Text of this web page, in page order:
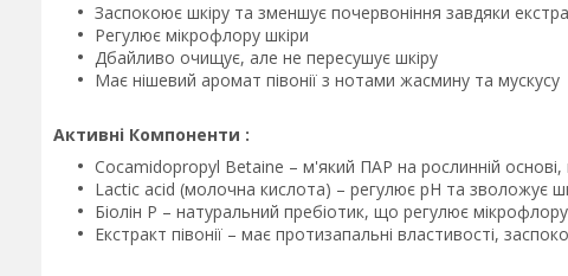
Заспокоює шкіру та зменшує почервоніння завдяки
Регулює мікрофлору шкіри
Дбайливо очищує, але не пересушує шкіру
Має нішевий аромат півонії з нотами жасмину та мускусу
Активні Компоненти :
Cocamidopropyl Betaine – м'який ПАР на рослинній
Lactic acid (молочна кислота) – регулює pH та зволожує
Біолін P – натуральний пребіотик, що регулює
Eкстракт півонії – має протизапальні властивості,